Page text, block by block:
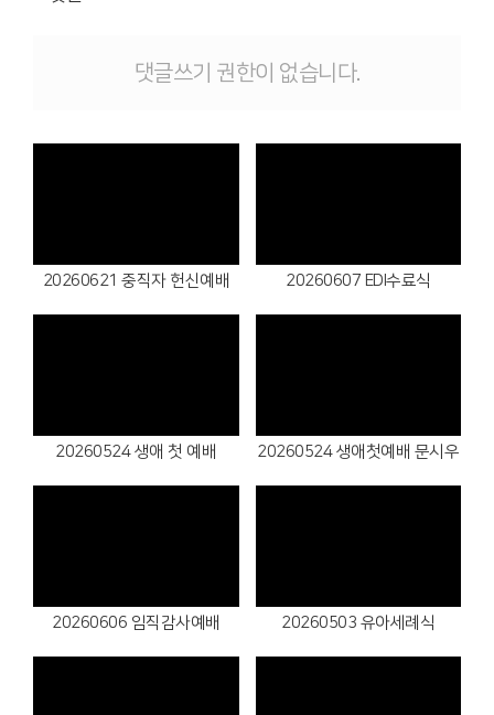
댓글쓰기 권한이 없습니다.
20260621 중직자 헌신예배 20260607 EDI수료식
20260524 생애 첫 예배 20260524 생애첫예배 문시우
20260606 임직감사예배 20260503 유아세례식